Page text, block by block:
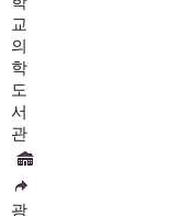
교
의
학
도
서
관
광